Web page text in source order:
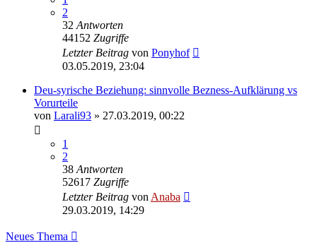
2
32 Antworten
44152 Zugriffe
Letzter Beitrag von Ponyhof
03.05.2019, 23:04
Deu-syrische Beziehung: sinnvolle Bezness-Aufklärung vs
Vorurteile
von Larali93 » 27.03.2019, 00:22
1
2
38 Antworten
52617 Zugriffe
Letzter Beitrag von Anaba
29.03.2019, 14:29
Neues Thema